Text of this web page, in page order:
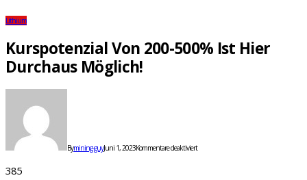
Lithium
Kurspotenzial Von 200-500% Ist Hier
Durchaus Möglich!
Bymining-guyJuni 1, 2023Kommentare deaktivierthier
385